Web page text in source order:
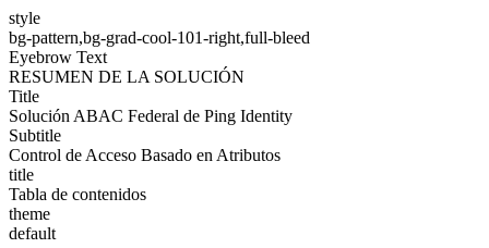
style
bg-pattern,bg-grad-cool-101-right,full-bleed
Eyebrow Text
RESUMEN DE LA SOLUCIÓN
Title
Solución ABAC Federal de Ping Identity
Subtitle
Control de Acceso Basado en Atributos
title
Tabla de contenidos
theme
default